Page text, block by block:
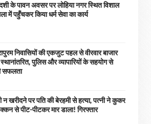
के पावन अवसर पर लोहिया नगर स्थित विशाल
में पहुँचकर किया धर्म सेवा का कार्य
निवासियों की एकजुट पहल से वीरवार बाजार
पुलिस और व्यापारियों के सहयोग से
सफलता
न खरीदने पर पति की बेरहमी से हत्या, पत्नी ने कुकर
से पीट-पीटकर मार डाला! गिरफ्तार